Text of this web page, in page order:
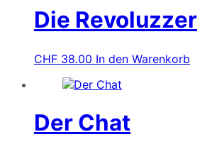
Die Revoluzzer
CHF 38.00 In den Warenkorb
Der Chat